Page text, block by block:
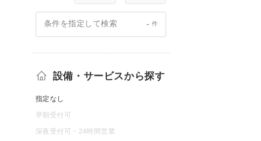
条件を指定して検索 - 件
設備・サービスから探す
指定なし
早朝受付可
深夜受付可・24時間営業